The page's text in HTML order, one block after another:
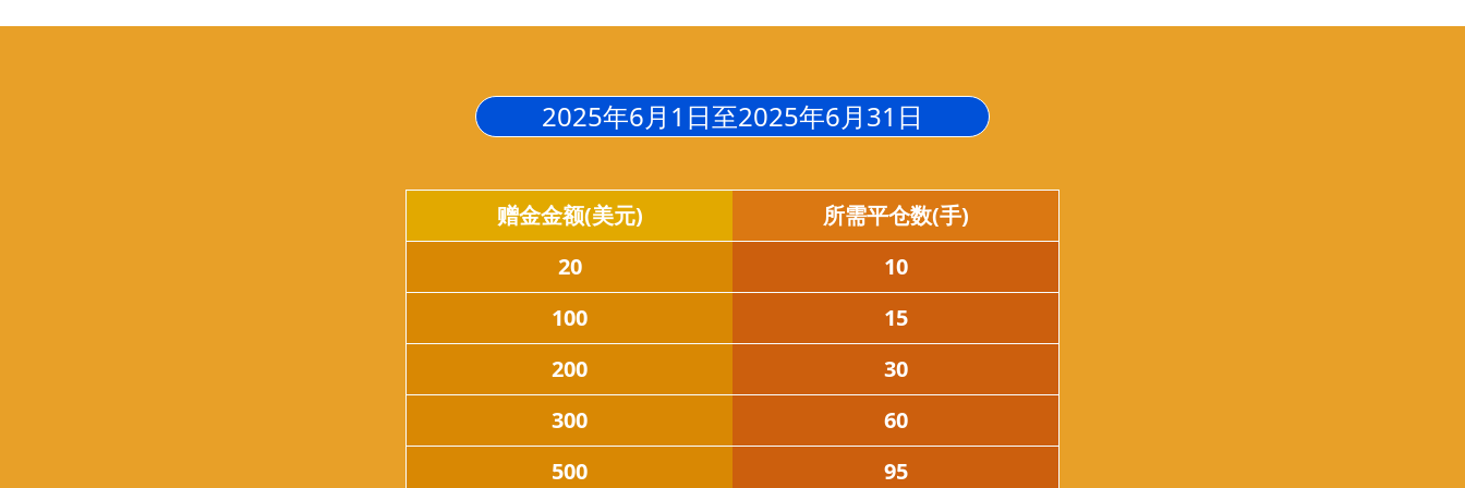
2025年6月1日至2025年6月31日
赠金金额(美元)
所需平仓数(手)
20
10
100
15
200
30
300
60
500
95